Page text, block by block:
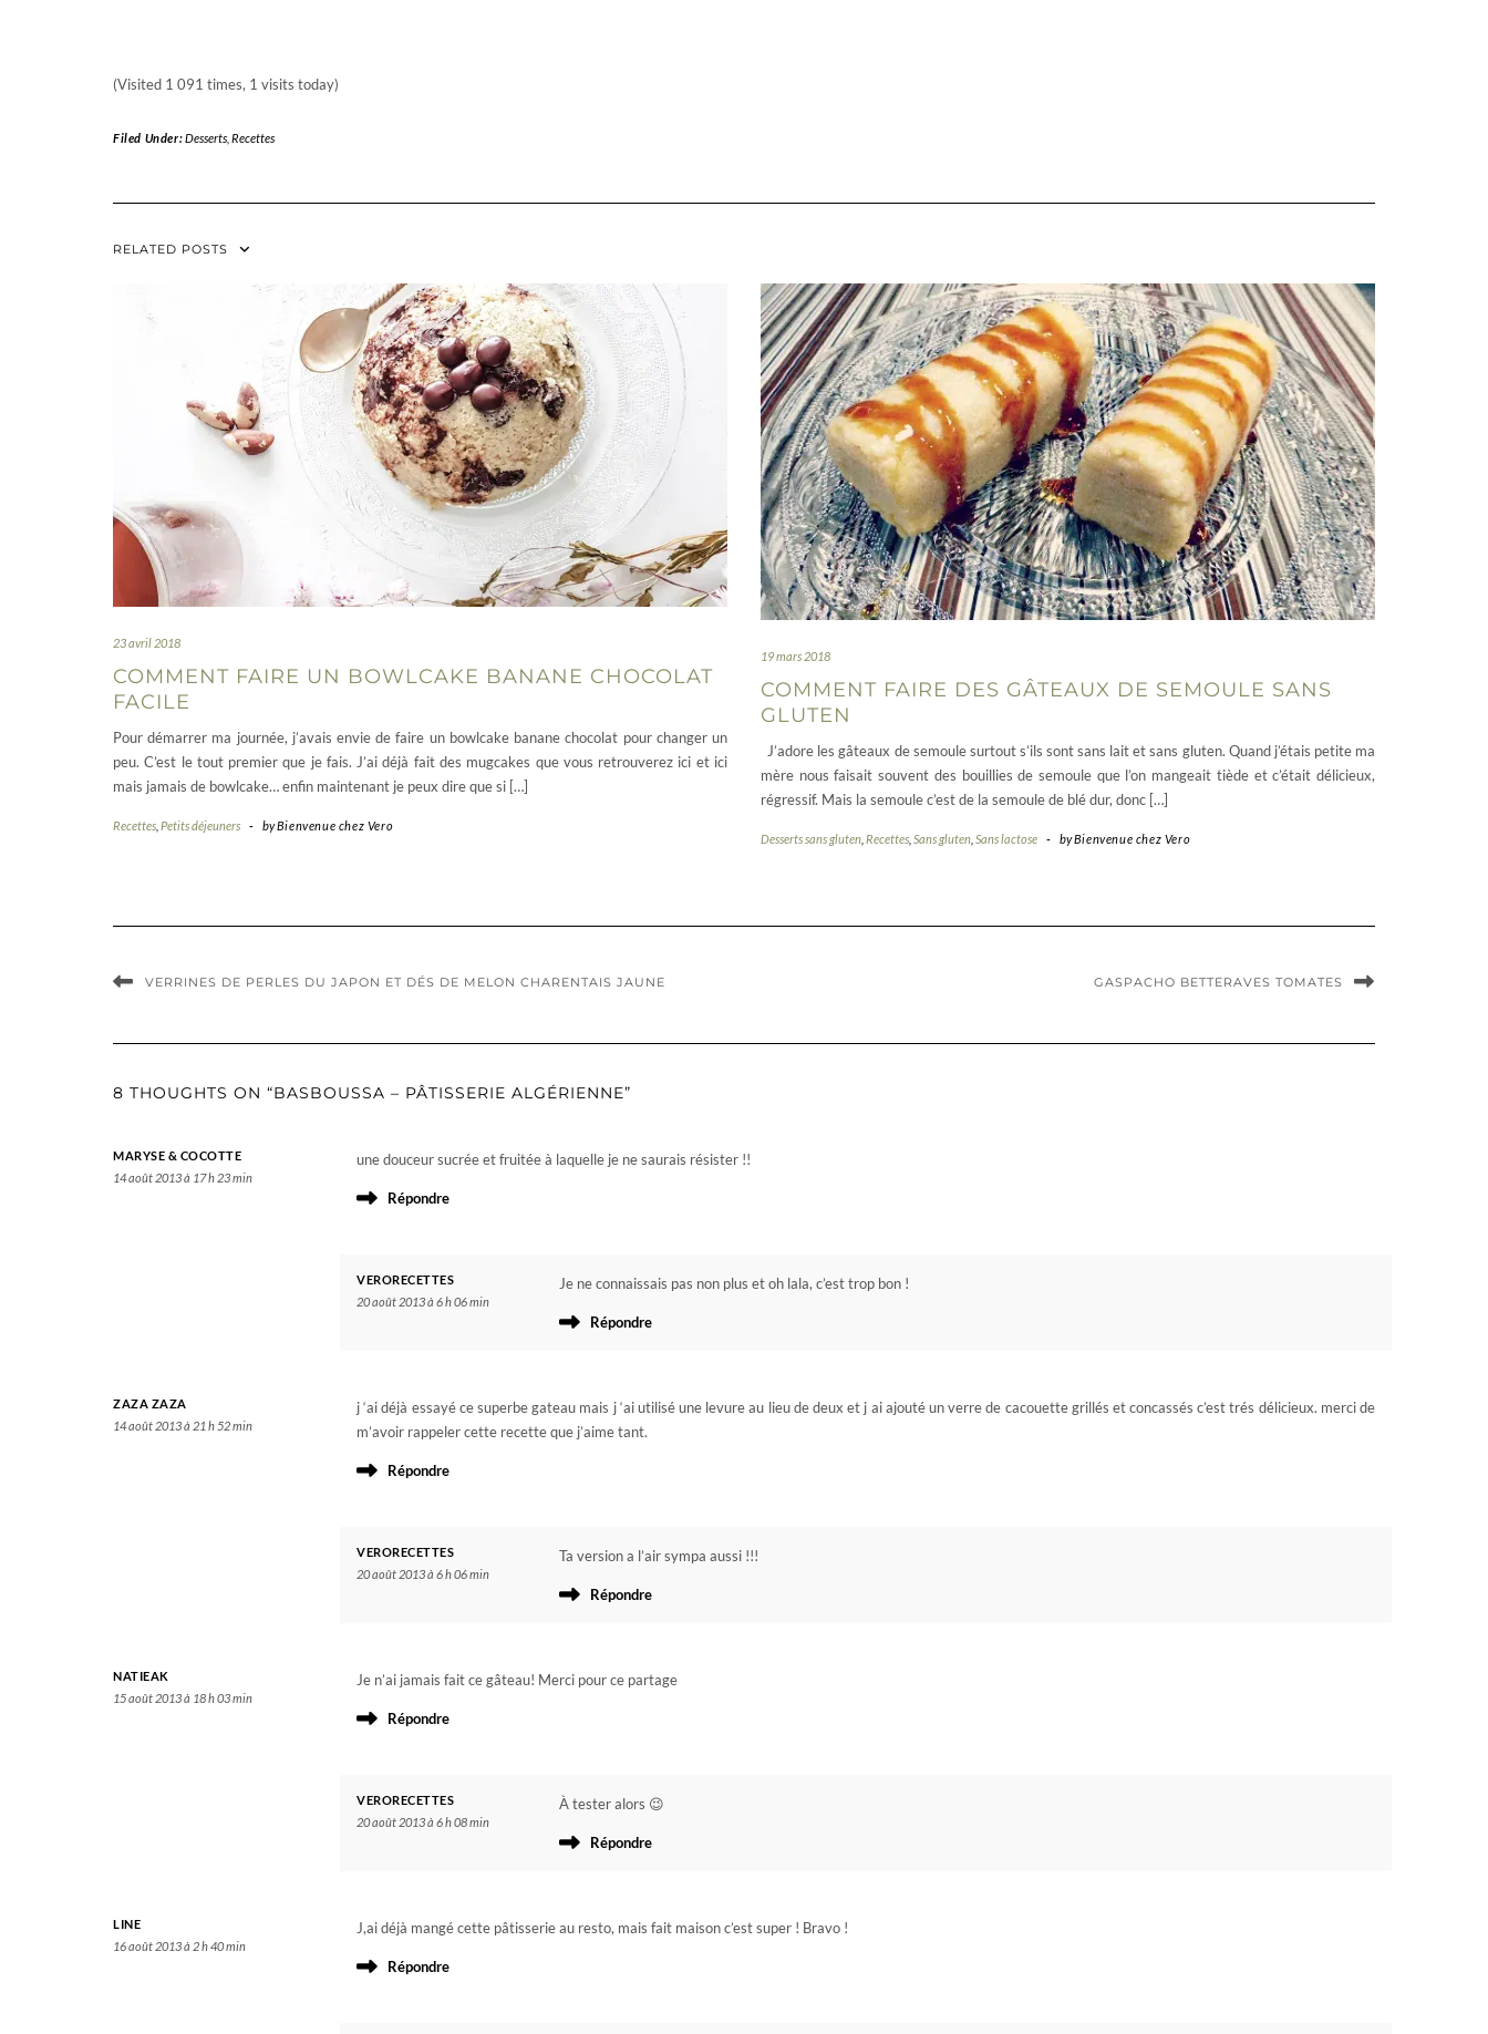
(Visited 1 091 times, 1 visits today)
Filed Under:Desserts, Recettes
RELATED POSTS
23 avril 2018
COMMENT FAIRE UN BOWLCAKE BANANE CHOCOLAT
FACILE
Pour démarrer ma journée, j’avais envie de faire un bowlcake banane chocolat pour changer un
peu. C’est le tout premier que je fais. J’ai déjà fait des mugcakes que vous retrouverez ici et ici
mais jamais de bowlcake… enfin maintenant je peux dire que si […]
Recettes Petits déjeuners - byBienvenue chez Vero
19 mars 2018
COMMENT FAIRE DES GÂTEAUX DE SEMOULE SANS
GLUTEN
J’adore les gâteaux de semoule surtout s’ils sont sans lait et sans gluten. Quand j’étais petite ma
mère nous faisait souvent des bouillies de semoule que l’on mangeait tiède et c’était délicieux,
régressif. Mais la semoule c’est de la semoule de blé dur, donc […]
Desserts sans gluten Recettes Sans gluten Sans lactose - byBienvenue chez Vero
VERRINES DE PERLES DU JAPON ET DÉS DE MELON CHARENTAIS JAUNE GASPACHO BETTERAVES TOMATES
8 THOUGHTS ON “BASBOUSSA – PÂTISSERIE ALGÉRIENNE”
MARYSE & COCOTTE
14 août 2013 à 17 h 23 min
une douceur sucrée et fruitée à laquelle je ne saurais résister !!
Répondre
VERORECETTES
20 août 2013 à 6 h 06 min
Je ne connaissais pas non plus et oh lala, c’est trop bon !
Répondre
ZAZA ZAZA
14 août 2013 à 21 h 52 min
j ‘ai déjà essayé ce superbe gateau mais j ‘ai utilisé une levure au lieu de deux et j ai ajouté un verre de cacouette grillés et concassés c’est trés délicieux. merci de
m’avoir rappeler cette recette que j’aime tant.
Répondre
VERORECETTES
20 août 2013 à 6 h 06 min
Ta version a l’air sympa aussi !!!
Répondre
NATIEAK
15 août 2013 à 18 h 03 min
Je n’ai jamais fait ce gâteau! Merci pour ce partage
Répondre
VERORECETTES
20 août 2013 à 6 h 08 min
À tester alors 😉
Répondre
LINE
16 août 2013 à 2 h 40 min
J,ai déjà mangé cette pâtisserie au resto, mais fait maison c’est super ! Bravo !
Répondre